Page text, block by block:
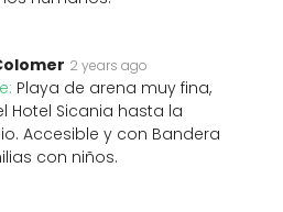
2 years ago
Playa de arena muy fina,
Hotel Sicania hasta la
Accesible y con Bandera
con niños.